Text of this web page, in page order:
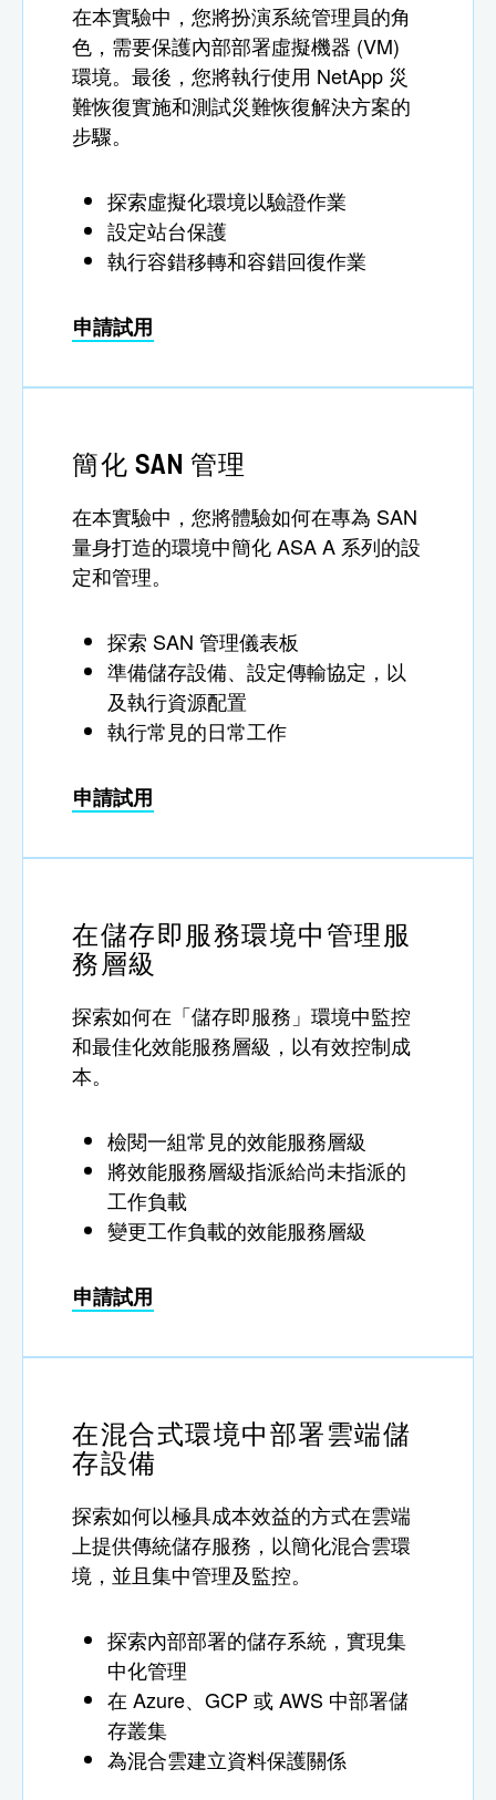
在本實驗中，您將扮演系統管理員的角
色，需要保護內部部署虛擬機器 (VM)
環境。最後，您將執行使用 NetApp 災
難恢復實施和測試災難恢復解決方案的
步驟。
探索虛擬化環境以驗證作業
設定站台保護
執行容錯移轉和容錯回復作業
申請試用
簡化 SAN 管理
在本實驗中，您將體驗如何在專為 SAN
量身打造的環境中簡化 ASA A 系列的設
定和管理。
探索 SAN 管理儀表板
準備儲存設備、設定傳輸協定，以
及執行資源配置
執行常見的日常工作
申請試用
在儲存即服務環境中管理服
務層級
探索如何在「儲存即服務」環境中監控
和最佳化效能服務層級，以有效控制成
本。
檢閱一組常見的效能服務層級
將效能服務層級指派給尚未指派的
工作負載
變更工作負載的效能服務層級
申請試用
在混合式環境中部署雲端儲
存設備
探索如何以極具成本效益的方式在雲端
上提供傳統儲存服務，以簡化混合雲環
境，並且集中管理及監控。
探索內部部署的儲存系統，實現集
中化管理
在 Azure、GCP 或 AWS 中部署儲
存叢集
為混合雲建立資料保護關係